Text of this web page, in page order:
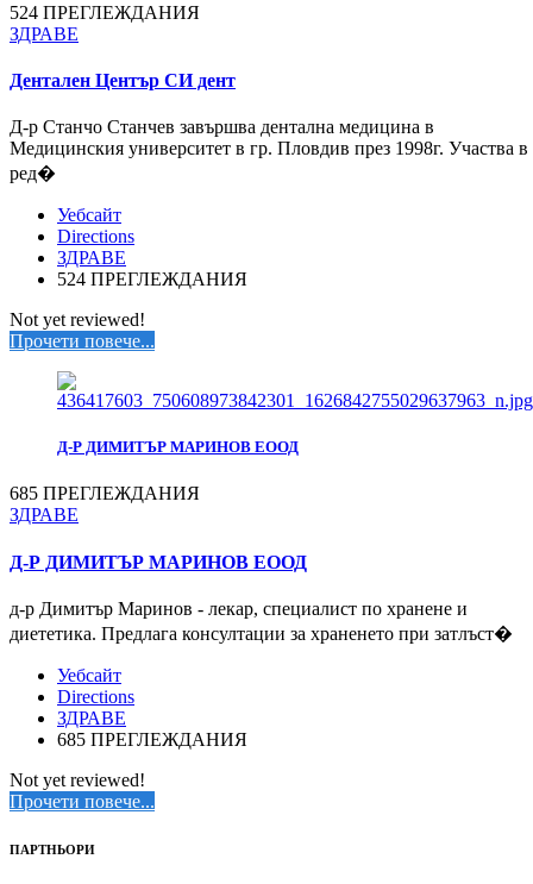
524 ПРЕГЛЕЖДАНИЯ
ЗДРАВЕ
Дентален Център СИ дент
Д-р Станчо Станчев завършва дентална медицина в
Медицинския университет в гр. Пловдив през 1998г. Участва в
ред�
Уебсайт
Directions
ЗДРАВЕ
524 ПРЕГЛЕЖДАНИЯ
Not yet reviewed!
Прочети повече...
Д-Р ДИМИТЪР МАРИНОВ ЕООД
685 ПРЕГЛЕЖДАНИЯ
ЗДРАВЕ
Д-Р ДИМИТЪР МАРИНОВ ЕООД
д-р Димитър Маринов - лекар, специалист по хранене и
диететика. Предлага консултации за храненето при затлъст�
Уебсайт
Directions
ЗДРАВЕ
685 ПРЕГЛЕЖДАНИЯ
Not yet reviewed!
Прочети повече...
ПАРТНЬОРИ